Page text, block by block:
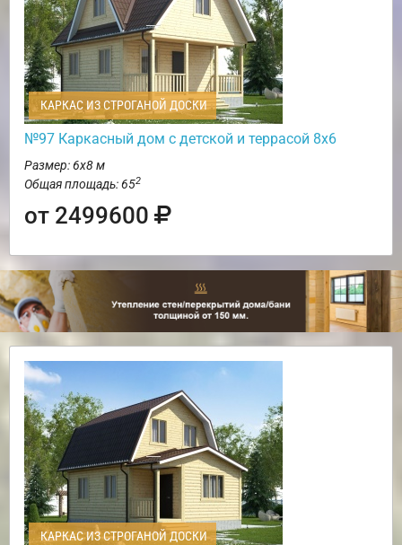
КАРКАС ИЗ СТРОГАНОЙ ДОСКИ
№97 Каркасный дом с детской и террасой 8х6
Размер: 6х8 м
Общая площадь: 652
от 2499600
КАРКАС ИЗ СТРОГАНОЙ ДОСКИ